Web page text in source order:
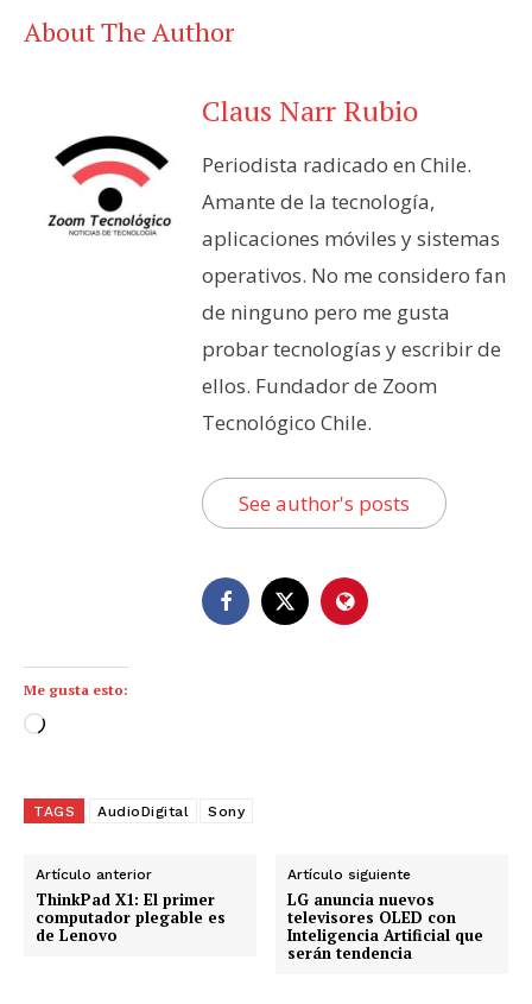
About The Author
Claus Narr Rubio
Periodista radicado en Chile.
Amante de la tecnología,
aplicaciones móviles y sistemas
operativos. No me considero fan
de ninguno pero me gusta
probar tecnologías y escribir de
ellos. Fundador de Zoom
Tecnológico Chile.
See author's posts
Me gusta esto:
C
g
n
d
o
TAGS AudioDigital Sony
Artículo anterior
ThinkPad X1: El primer
computador plegable es
de Lenovo
Artículo siguiente
LG anuncia nuevos
televisores OLED con
Inteligencia Artificial que
serán tendencia